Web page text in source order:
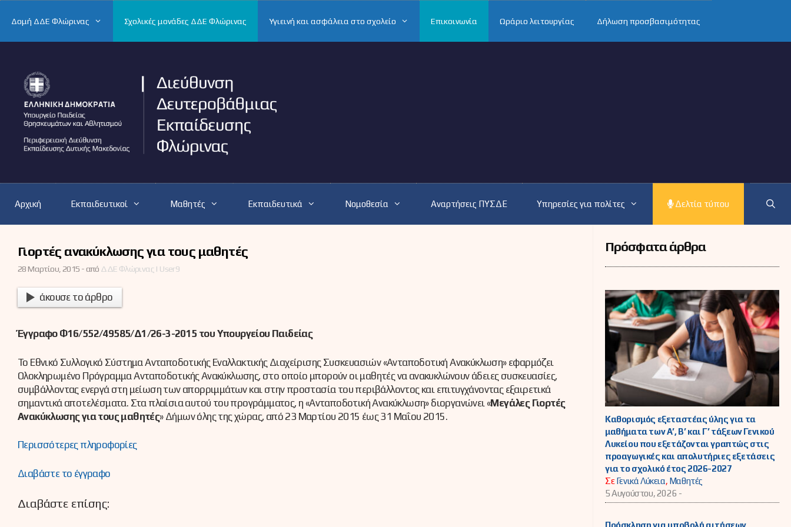
Δομή ΔΔΕ Φλώρινας Σχολικές μονάδες ΔΔΕ Φλώρινας Υγιεινή και ασφάλεια στο σχολείο Επικοινωνία Ωράριο λειτουργίας Δήλωση προσβασιμότητας
Αρχική Εκπαιδευτικοί Μαθητές Εκπαιδευτικά Νομοθεσία Αναρτήσεις ΠΥΣΔΕ Υπηρεσίες για πολίτες Δελτία τύπου
Γιορτές ανακύκλωσης για τους μαθητές
28 Μαρτίου, 2015 -από ΔΔΕ Φλώρινας | User9
άκουσε το άρθρο
Έγγραφο Φ16/552/49585/Δ1/26-3-2015 του Υπουργείου Παιδείας
Το Εθνικό Συλλογικό Σύστημα Ανταποδοτικής Εναλλακτικής Διαχείρισης Συσκευασιών «Ανταποδοτική Ανακύκλωση» εφαρμόζει
Ολοκληρωμένο Πρόγραμμα Ανταποδοτικής Ανακύκλωσης, στο οποίο μπορούν οι μαθητές να ανακυκλώνουν άδειες συσκευασίες,
συμβάλλοντας ενεργά στη μείωση των απορριμμάτων και στην προστασία του περιβάλλοντος και επιτυγχάνοντας εξαιρετικά
σημαντικά αποτελέσματα. Στα πλαίσια αυτού του προγράμματος, η «Ανταποδοτική Ανακύκλωση» διοργανώνει «Μεγάλες Γιορτές
Ανακύκλωσης για τους μαθητές» Δήμων όλης της χώρας, από 23 Μαρτίου 2015 έως 31 Μαΐου 2015.
Περισσότερες πληροφορίες
Διαβάστε το έγγραφο
Διαβάστε επίσης:
Πρόσφατα άρθρα
Καθορισμός εξεταστέας ύλης για τα
μαθήματα των Α’, Β’ και Γ’ τάξεων Γενικού
Λυκείου που εξετάζονται γραπτώς στις
προαγωγικές και απολυτήριες εξετάσεις
για το σχολικό έτος 2026-2027
ΣεΓενικά Λύκεια, Μαθητές
5 Αυγούστου, 2026 -